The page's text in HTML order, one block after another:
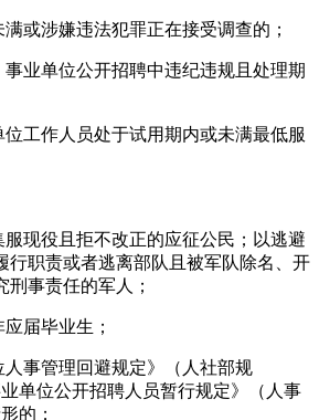
涉嫌违法犯罪正在接受调查的；
单位公开招聘中违纪违规且处理期
作人员处于试用期内或未满最低服
现役且拒不改正的应征公民；以逃避
行职责或者逃离部队且被军队除名、开
刑事责任的军人；
届毕业生；
事管理回避规定》（人社部规
业单位公开招聘人员暂行规定》（人事
的；